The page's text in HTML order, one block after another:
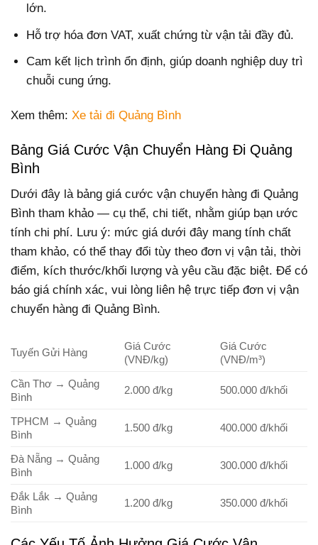
lớn.
Hỗ trợ hóa đơn VAT, xuất chứng từ vận tải đầy đủ.
Cam kết lịch trình ổn định, giúp doanh nghiệp duy trì
chuỗi cung ứng.
Xem thêm: Xe tải đi Quảng Bình
Bảng Giá Cước Vận Chuyển Hàng Đi Quảng
Bình
Dưới đây là bảng giá cước vận chuyển hàng đi Quảng
Bình tham khảo — cụ thể, chi tiết, nhằm giúp bạn ước
tính chi phí. Lưu ý: mức giá dưới đây mang tính chất
tham khảo, có thể thay đổi tùy theo đơn vị vận tải, thời
điểm, kích thước/khối lượng và yêu cầu đặc biệt. Để có
báo giá chính xác, vui lòng liên hệ trực tiếp đơn vị vận
chuyển hàng đi Quảng Bình.
Tuyến Gửi Hàng
Giá Cước
(VNĐ/kg)
Giá Cước
(VNĐ/m³)
Cần Thơ → Quảng
Bình
2.000 đ/kg 500.000 đ/khối
TPHCM → Quảng
Bình
1.500 đ/kg 400.000 đ/khối
Đà Nẵng → Quảng
Bình
1.000 đ/kg 300.000 đ/khối
Đắk Lắk → Quảng
Bình
1.200 đ/kg 350.000 đ/khối